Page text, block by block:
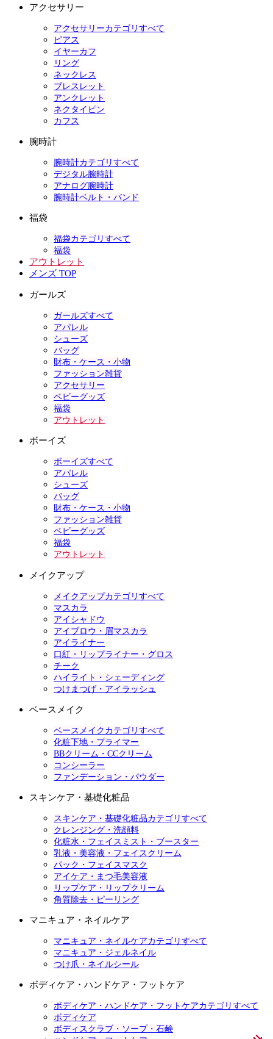
アクセサリー
アクセサリーカテゴリすべて
ピアス
イヤーカフ
リング
ネックレス
ブレスレット
アンクレット
ネクタイピン
カフス
腕時計
腕時計カテゴリすべて
デジタル腕時計
アナログ腕時計
腕時計ベルト・バンド
福袋
福袋カテゴリすべて
福袋
アウトレット
メンズ TOP
ガールズ
ガールズすべて
アパレル
シューズ
バッグ
財布・ケース・小物
ファッション雑貨
アクセサリー
ベビーグッズ
福袋
アウトレット
ボーイズ
ボーイズすべて
アパレル
シューズ
バッグ
財布・ケース・小物
ファッション雑貨
ベビーグッズ
福袋
アウトレット
メイクアップ
メイクアップカテゴリすべて
マスカラ
アイシャドウ
アイブロウ・眉マスカラ
アイライナー
口紅・リップライナー・グロス
チーク
ハイライト・シェーディング
つけまつげ・アイラッシュ
ベースメイク
ベースメイクカテゴリすべて
化粧下地・プライマー
BBクリーム・CCクリーム
コンシーラー
ファンデーション・パウダー
スキンケア・基礎化粧品
スキンケア・基礎化粧品カテゴリすべて
クレンジング・洗顔料
化粧水・フェイスミスト・ブースター
乳液・美容液・フェイスクリーム
パック・フェイスマスク
アイケア・まつ毛美容液
リップケア・リップクリーム
角質除去・ピーリング
マニキュア・ネイルケア
マニキュア・ネイルケアカテゴリすべて
マニキュア・ジェルネイル
つけ爪・ネイルシール
ボディケア・ハンドケア・フットケア
ボディケア・ハンドケア・フットケアカテゴリすべて
ボディケア
ボディスクラブ・ソープ・石鹸